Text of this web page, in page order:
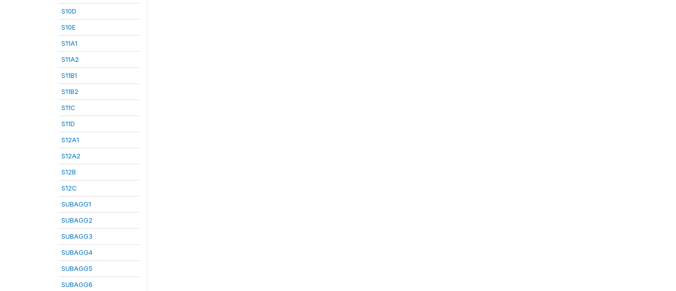
S10D
S10E
S11A1
S11A2
S11B1
S11B2
S11C
S11D
S12A1
S12A2
S12B
S12C
SUBAGG1
SUBAGG2
SUBAGG3
SUBAGG4
SUBAGG5
SUBAGG6